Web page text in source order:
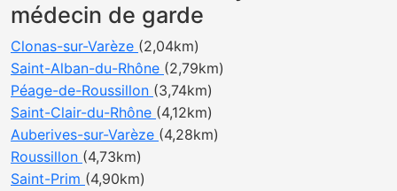
médecin de garde
Clonas-sur-Varèze (2,04km)
Saint-Alban-du-Rhône (2,79km)
Péage-de-Roussillon (3,74km)
Saint-Clair-du-Rhône (4,12km)
Auberives-sur-Varèze (4,28km)
Roussillon (4,73km)
Saint-Prim (4,90km)